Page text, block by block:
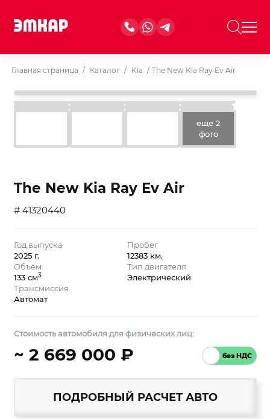
Главная страница / Каталог / Kia / The New Kia Ray Ev Air
еще 2
фото
The New Kia Ray Ev Air
# 41320440
Год выпуска
2025 г.
Пробег
12383 км.
Объём
133 см3
Тип двигателя
Электрический
Трансмиссия
Автомат
Стоимость автомобиля для физических лиц:
~ 2 669 000 ₽
ПОДРОБНЫЙ РАСЧЕТ АВТО